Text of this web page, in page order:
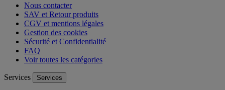
Nous contacter
SAV et Retour produits
CGV et mentions légales
Gestion des cookies
Sécurité et Confidentialité
FAQ
Voir toutes les catégories
Services Services